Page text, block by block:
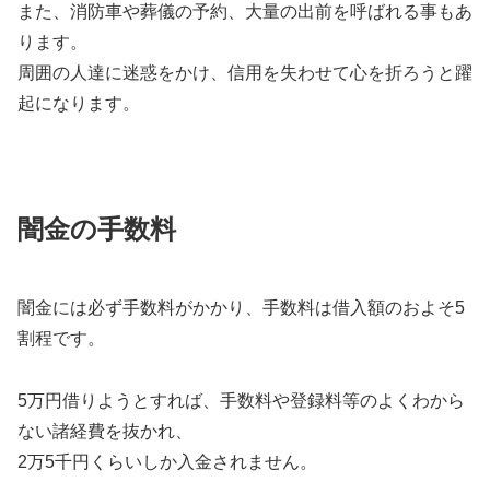
また、消防車や葬儀の予約、大量の出前を呼ばれる事もあ
ります。
周囲の人達に迷惑をかけ、信用を失わせて心を折ろうと躍
起になります。
闇金の手数料
闇金には必ず手数料がかかり、手数料は借入額のおよそ5
割程です。
5万円借りようとすれば、手数料や登録料等のよくわから
ない諸経費を抜かれ、
2万5千円くらいしか入金されません。